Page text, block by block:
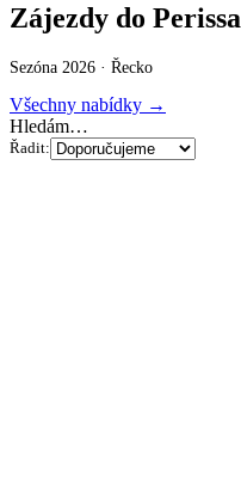
Zájezdy do Perissa
Sezóna 2026 · Řecko
Všechny nabídky →
Hledám…
Řadit: